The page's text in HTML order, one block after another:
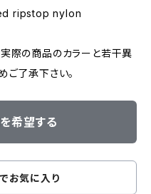
ripstop nylon
際の商品のカラーと若干異
ご了承下さい。
希望する
お気に入り